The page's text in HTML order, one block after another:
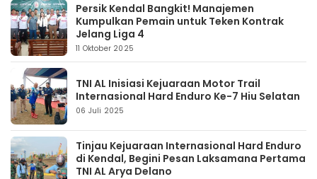
Persik Kendal Bangkit! Manajemen
Kumpulkan Pemain untuk Teken Kontrak
Jelang Liga 4
11 Oktober 2025
TNI AL Inisiasi Kejuaraan Motor Trail
Internasional Hard Enduro Ke-7 Hiu Selatan
06 Juli 2025
Tinjau Kejuaraan Internasional Hard Enduro
di Kendal, Begini Pesan Laksamana Pertama
TNI AL Arya Delano